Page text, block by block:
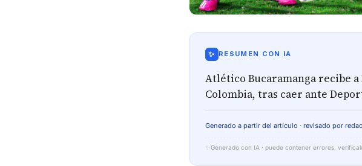
✨ RESUMEN CON IA
Atlético Bucaramanga recibe a
Colombia, tras caer ante
Generado a partir del artículo · revisado por
✨ Generado con IA · puede contener errores,